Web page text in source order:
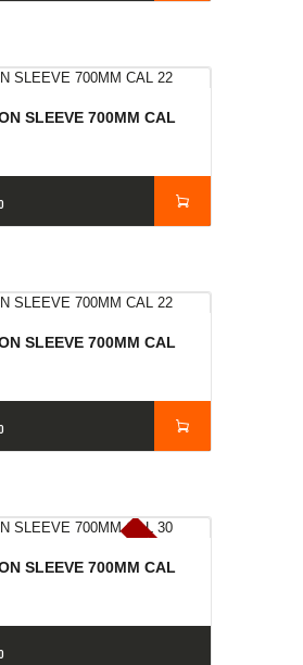
SLEEVE 700MM CAL
SLEEVE 700MM CAL
E
x
is
t
e
n
c
ia
s
a
g
o
t
a
d
a
s
SLEEVE 700MM CAL